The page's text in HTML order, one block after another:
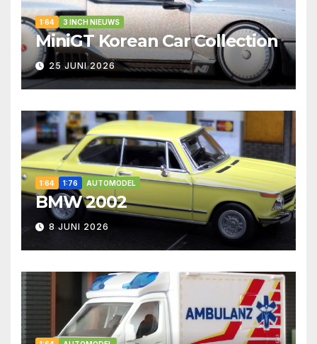
1:64 3 INCH NIEUWS
MiniGT Korean Car Collection
25 JUNI 2026
1:64 1:76 AUTOMODEL
BMW 2002
8 JUNI 2026